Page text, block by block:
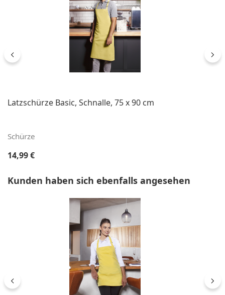
Latzschürze Basic, Schnalle, 75 x 90 cm
Schürze
Regulärer Preis:
14,99 €
Produktgalerie überspringen
Kunden haben sich ebenfalls angesehen